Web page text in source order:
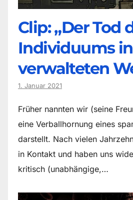
Clip: „Der Tod
Individuums
verwalteten
1. Januar 2021
Früher nannten wir (seine
eine Verballhornung eines
darstellt. Nach vielen
in Kontakt und haben uns
kritisch (unabhängige,…